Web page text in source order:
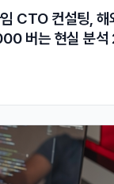
CTO 컨설팅, 해
버는 현실 분